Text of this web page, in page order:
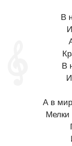
В
В
А в
Мелки